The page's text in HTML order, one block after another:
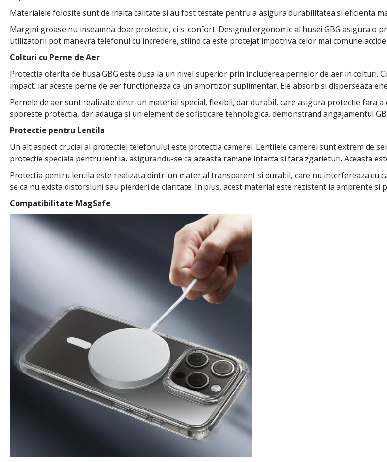
Materialele folosite sunt de inalta calitate si au fost testate pentru a asigura durabilitatea si eficienta
Margini groase nu inseamna doar protectie, ci si confort. Designul ergonomic al husei GBG asigura o
utilizatorii pot manevra telefonul cu incredere, stiind ca este protejat impotriva celor mai comune
Colturi cu Perne de Aer
Protectia oferita de husa GBG este dusa la un nivel superior prin includerea pernelor de aer in colturi.
impact, iar aceste perne de aer functioneaza ca un amortizor suplimentar. Ele absorb si disperseaza
Pernele de aer sunt realizate dintr-un material special, flexibil, dar durabil, care asigura protectie fara
sporeste protectia, dar adauga si un element de sofisticare tehnologica, demonstrand angajamentul
Protectie pentru Lentila
Un alt aspect crucial al protectiei telefonului este protectia camerei. Lentilele camerei sunt extrem de
protectie speciala pentru lentila, asigurandu-se ca aceasta ramane intacta si fara zgarieturi. Aceasta
Protectia pentru lentila este realizata dintr-un material transparent si durabil, care nu interfereaza cu
se ca nu exista distorsiuni sau pierderi de claritate. In plus, acest material este rezistent la amprente si
Compatibilitate MagSafe